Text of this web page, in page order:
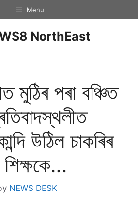
Menu
NorthEast
মুঠিৰ পৰা বঞ্চিত
উঠিল চাকৰিৰ
শিক্ষকে…
NEWS DESK